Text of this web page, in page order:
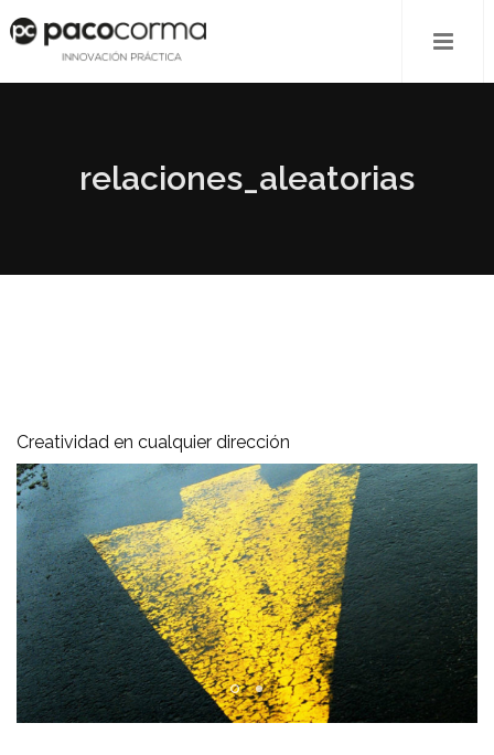
relaciones_aleatorias
Creatividad en cualquier dirección